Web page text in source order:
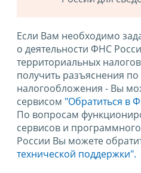
Если Вам необходимо
о деятельности ФНС
территориальных
получить разъяснения
налогообложения - Вы
сервисом "Обратиться в
По вопросам
сервисов и
России Вы можете
технической поддержки".